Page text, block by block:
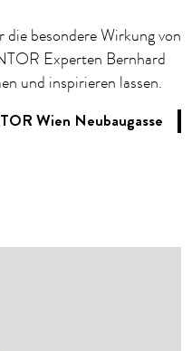
die besondere Wirkung von
Experten Bernhard
und inspirieren lassen.
Wien Neubaugasse